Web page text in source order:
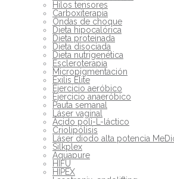
Hilos tensores
Carboxiterapia
Ondas de choque
Dieta hipocalórica
Dieta proteinada
Dieta disociada
Dieta nutrigenética
Escleroterapia
Micropigmentación
Exilis Elite
Ejercicio aeróbico
Ejercicio anaeróbico
Pauta semanal
Láser vaginal
Ácido poli-L-láctico
Criolipólisis
Láser diodo alta potencia
Silkplex
Aquapure
HIFU
HIPEX